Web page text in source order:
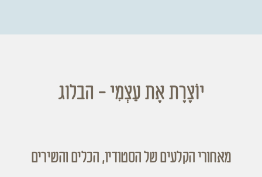
יוֹצֶרֶת אֶת עַצְמִי - הבלוג
מאחורי הקלעים של הסטודיו, הכלים והשירים